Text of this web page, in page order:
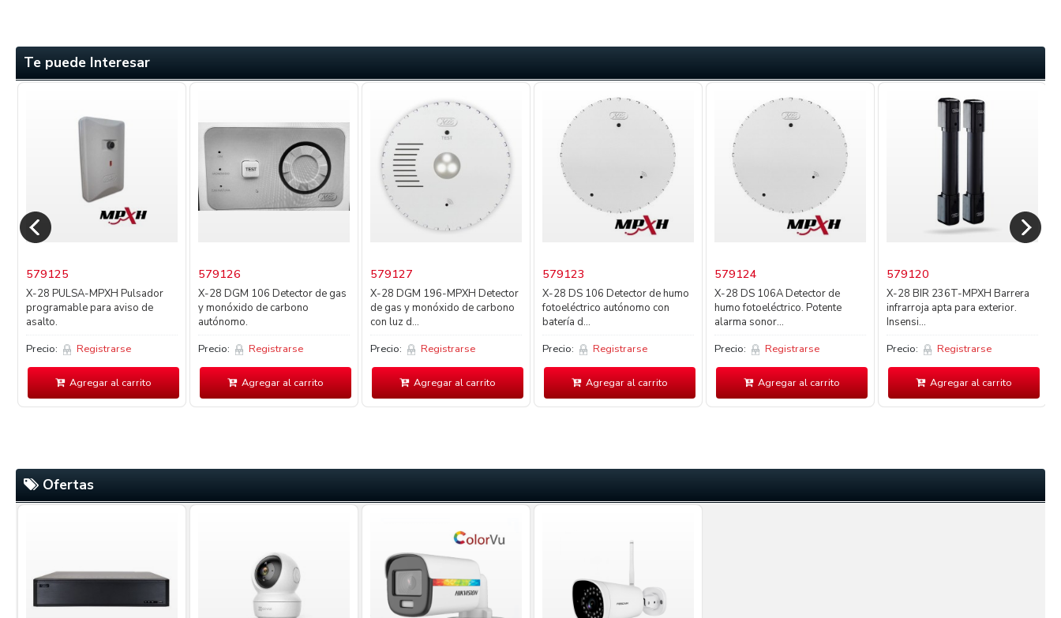
Te puede Interesar
579125
X-28 PULSA-MPXH Pulsador
programable para aviso de
asalto.
Precio:
Registrarse
Agregar al carrito
579126
X-28 DGM 106 Detector de gas
y monóxido de carbono
autónomo.
Precio:
Registrarse
Agregar al carrito
579127
X-28 DGM 196-MPXH Detector
de gas y monóxido de carbono
con luz d...
Precio:
Registrarse
Agregar al carrito
579123
X-28 DS 106 Detector de humo
fotoeléctrico autónomo con
batería d...
Precio:
Registrarse
Agregar al carrito
579124
X-28 DS 106A Detector de
humo fotoeléctrico. Potente
alarma sonor...
Precio:
Registrarse
Agregar al carrito
579120
X-28 BIR 236T-MPXH Barrera
infrarroja apta para exterior.
Insensi...
Precio:
Registrarse
Agregar al carrito
Ofertas